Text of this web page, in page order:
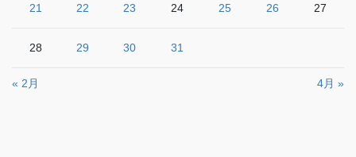
21 22 23 24 25 26 27
28 29 30 31
« 2月 4月 »